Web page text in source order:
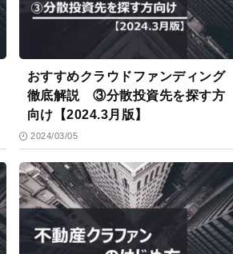
おすすめクラウドファンディング
徹底解説 ③分散投資先を探す方
向け【2024.3月版】
2024/03/05